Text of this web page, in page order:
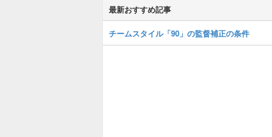
最新おすすめ記事
チームスタイル「90」の監督補正の条件